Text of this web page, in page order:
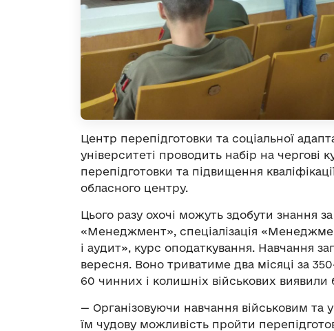
Центр перепідготовки та соціальної
університеті проводить набір на чергові
перепідготовки та підвищення
обласного центру.
Цього разу охочі можуть здобути знання
«Менеджмент», спеціалізація
і аудит», курс оподаткування. Навчання
вересня. Воно триватиме два місяці за
60 чинних і колишніх військових виявили
— Організовуючи навчання військовим
їм чудову можливість пройти